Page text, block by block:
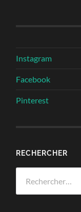
Instagram
Facebook
Pinterest
RECHERCHER